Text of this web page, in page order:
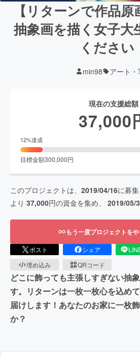
【リターンで作品原
抽象画を描く女子大
ください
min98 アート・
現在の支援総額
37,000
12%達成
目標金額300,000円
このプロジェクトは、 2019/04/16に募
より 37,000円の資金を集め、 2019/05/
もう一度プロジェクトを
ポスト シェア
埋め込み
QRコード
どこに飾っても主張しすぎない抽
す。リターンは一枚一枚心を込め
届けします！あなたのお家に一枚
か？